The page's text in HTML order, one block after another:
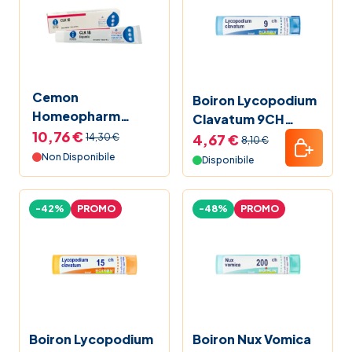
Emorroidi Omeopatia
Cemon
Homeopharm
CLK18 Pomata 40 g
10,76 € 14,30 €
Non Disponibile
Boiron Lycopodium
Clavatum 9CH
Granuli 4 g
4,67 € 8,10 €
Disponibile
Boiron Lycopodium
-42% PROMO
Boiron Nux Vomica
-48% PROMO